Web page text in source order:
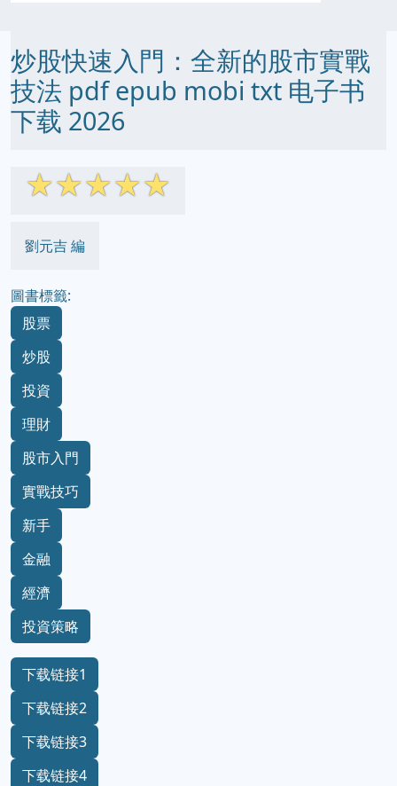
炒股快速入門：全新的股市實戰
技法 pdf epub mobi txt 电子书
下载 2026
☆☆☆☆☆
劉元吉 編
圖書標籤:
股票
炒股
投資
理財
股市入門
實戰技巧
新手
金融
經濟
投資策略
下载链接1
下载链接2
下载链接3
下载链接4